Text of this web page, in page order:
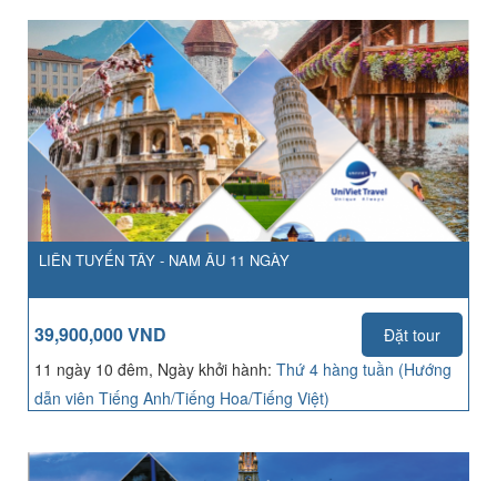
LIÊN TUYẾN TÂY - NAM ÂU 11 NGÀY
39,900,000 VND
Đặt tour
11 ngày 10 đêm, Ngày khởi hành: Thứ 4 hàng tuần (Hướng
dẫn viên Tiếng Anh/Tiếng Hoa/Tiếng Việt)